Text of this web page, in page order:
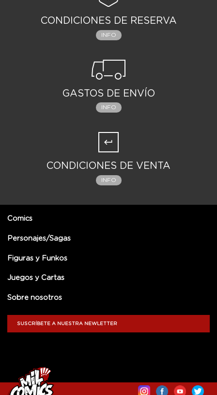
CONDICIONES DE RESERVA
INFO
GASTOS DE ENVÍO
INFO
CONDICIONES DE VENTA
INFO
Comics
Personajes/Sagas
Figuras y Funkos
Juegos y Cartas
Sobre nosotros
SUSCRÍBETE A NUESTRA NEWLETTER